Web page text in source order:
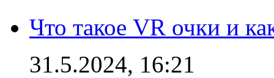
Что такое VR очки и
31.5.2024, 16:21